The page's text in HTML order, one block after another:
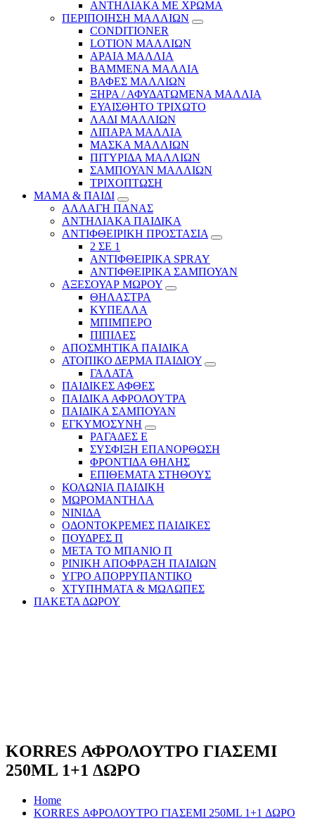
ΑΝΤΗΛΙΑΚΑ ΜΕ ΧΡΩΜΑ
ΠΕΡΙΠΟΙΗΣΗ ΜΑΛΛΙΩΝ
CONDITIONER
LOTION ΜΑΛΛΙΩΝ
ΑΡΑΙΑ ΜΑΛΛΙΑ
ΒΑΜΜΕΝΑ ΜΑΛΛΙΑ
ΒΑΦΕΣ ΜΑΛΛΙΩΝ
ΞΗΡΑ / ΑΦΥΔΑΤΩΜΕΝΑ ΜΑΛΛΙΑ
ΕΥΑΙΣΘΗΤΟ ΤΡΙΧΩΤΟ
ΛΑΔΙ ΜΑΛΛΙΩΝ
ΛΙΠΑΡΑ ΜΑΛΛΙΑ
ΜΑΣΚΑ ΜΑΛΛΙΩΝ
ΠΙΤΥΡΙΔΑ ΜΑΛΛΙΩΝ
ΣΑΜΠΟΥΑΝ ΜΑΛΛΙΩΝ
ΤΡΙΧΟΠΤΩΣΗ
ΜΑΜΑ & ΠΑΙΔΙ
ΑΛΛΑΓΗ ΠΑΝΑΣ
ΑΝΤΗΛΙΑΚΑ ΠΑΙΔΙΚΑ
ΑΝΤΙΦΘΕΙΡΙΚΗ ΠΡΟΣΤΑΣΙΑ
2 ΣΕ 1
ΑΝΤΙΦΘΕΙΡΙΚΑ SPRAY
ΑΝΤΙΦΘΕΙΡΙΚΑ ΣΑΜΠΟΥΑΝ
ΑΞΕΣΟΥΑΡ ΜΩΡΟΥ
ΘΗΛΑΣΤΡΑ
ΚΥΠΕΛΛΑ
ΜΠΙΜΠΕΡΟ
ΠΙΠΙΛΕΣ
ΑΠΟΣΜΗΤΙΚΑ ΠΑΙΔΙΚΑ
ΑΤΟΠΙΚΟ ΔΕΡΜΑ ΠΑΙΔΙΟΥ
ΓΑΛΑΤΑ
ΠΑΙΔΙΚΕΣ ΑΦΘΕΣ
ΠΑΙΔΙΚΑ ΑΦΡΟΛΟΥΤΡΑ
ΠΑΙΔΙΚΑ ΣΑΜΠΟΥΑΝ
ΕΓΚΥΜΟΣΥΝΗ
ΡΑΓΑΔΕΣ Ε
ΣΥΣΦΙΞΗ ΕΠΑΝΟΡΘΩΣΗ
ΦΡΟΝΤΙΔΑ ΘΗΛΗΣ
ΕΠΙΘΕΜΑΤΑ ΣΤΗΘΟΥΣ
ΚΟΛΩΝΙΑ ΠΑΙΔΙΚΗ
ΜΩΡΟΜΑΝΤΗΛΑ
ΝΙΝΙΔΑ
ΟΔΟΝΤΟΚΡΕΜΕΣ ΠΑΙΔΙΚΕΣ
ΠΟΥΔΡΕΣ Π
ΜΕΤΑ ΤΟ ΜΠΑΝΙΟ Π
ΡΙΝΙΚΗ ΑΠΟΦΡΑΞΗ ΠΑΙΔΙΩΝ
ΥΓΡΟ ΑΠΟΡΡΥΠΑΝΤΙΚΟ
ΧΤΥΠΗΜΑΤΑ & ΜΩΛΩΠΕΣ
ΠΑΚΕΤΑ ΔΩΡΟΥ
KORRES ΑΦΡΟΛΟΥΤΡΟ ΓΙΑΣΕΜΙ
250ML 1+1 ΔΩΡΟ
Home
KORRES ΑΦΡΟΛΟΥΤΡΟ ΓΙΑΣΕΜΙ 250ML 1+1 ΔΩΡΟ